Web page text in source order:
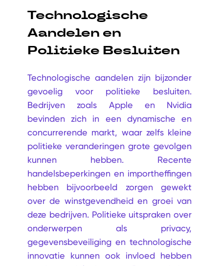
Technologische
Aandelen en
Politieke Besluiten
Technologische aandelen zijn bijzonder
gevoelig voor politieke besluiten.
Bedrijven zoals Apple en Nvidia
bevinden zich in een dynamische en
concurrerende markt, waar zelfs kleine
politieke veranderingen grote gevolgen
kunnen hebben. Recente
handelsbeperkingen en importheffingen
hebben bijvoorbeeld zorgen gewekt
over de winstgevendheid en groei van
deze bedrijven. Politieke uitspraken over
onderwerpen als privacy,
gegevensbeveiliging en technologische
innovatie kunnen ook invloed hebben